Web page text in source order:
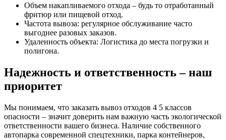
Объем накапливаемого отхода – будь то отработанный
фритюр или пищевой отход.
Частота вывоза: регулярное обслуживание часто
выгоднее разовых заказов.
Удаленность объекта: Логистика до места погрузки и
полигона.
Надежность и ответственность – наш
приоритет
Мы понимаем, что заказать вывоз отходов 4 5 классов
опасности – значит доверить нам важную часть экологической
ответственности вашего бизнеса. Наличие собственного
автопарка современной спецтехники, парка контейнеров,